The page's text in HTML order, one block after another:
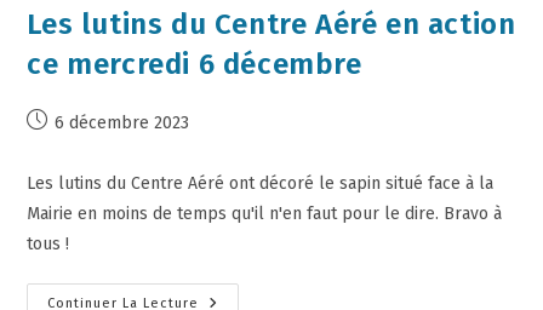
Les lutins du Centre Aéré en action
ce mercredi 6 décembre
6 décembre 2023
Les lutins du Centre Aéré ont décoré le sapin situé face à la
Mairie en moins de temps qu'il n'en faut pour le dire. Bravo à
tous !
Continuer La Lecture